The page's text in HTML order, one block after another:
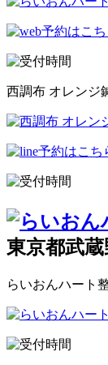
西調布 オレンジ
東京都武
らいおんハート